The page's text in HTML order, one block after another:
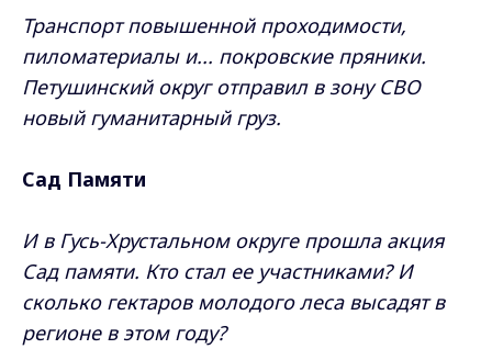
Транспорт повышенной проходимости,
пиломатериалы и... покровские пряники.
Петушинский округ отправил в зону СВО
новый гуманитарный груз.
Сад Памяти
И в Гусь-Хрустальном округе прошла акция
Сад памяти. Кто стал ее участниками? И
сколько гектаров молодого леса высадят в
регионе в этом году?